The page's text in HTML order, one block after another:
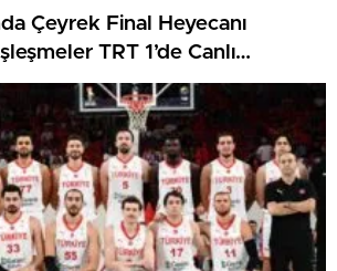
Çeyrek Final Heyecanı
TRT 1’de Canlı